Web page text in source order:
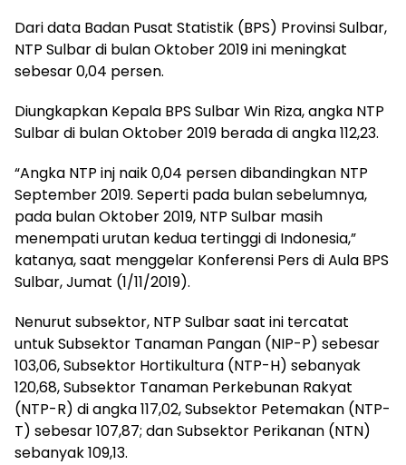
Dari data Badan Pusat Statistik (BPS) Provinsi Sulbar,
NTP Sulbar di bulan Oktober 2019 ini meningkat
sebesar 0,04 persen.
Diungkapkan Kepala BPS Sulbar Win Riza, angka NTP
Sulbar di bulan Oktober 2019 berada di angka 112,23.
“Angka NTP inj naik 0,04 persen dibandingkan NTP
September 2019. Seperti pada bulan sebelumnya,
pada bulan Oktober 2019, NTP Sulbar masih
menempati urutan kedua tertinggi di Indonesia,”
katanya, saat menggelar Konferensi Pers di Aula BPS
Sulbar, Jumat (1/11/2019).
Nenurut subsektor, NTP Sulbar saat ini tercatat
untuk Subsektor Tanaman Pangan (NIP-P) sebesar
103,06, Subsektor Hortikultura (NTP-H) sebanyak
120,68, Subsektor Tanaman Perkebunan Rakyat
(NTP-R) di angka 117,02, Subsektor Petemakan (NTP-
T) sebesar 107,87; dan Subsektor Perikanan (NTN)
sebanyak 109,13.